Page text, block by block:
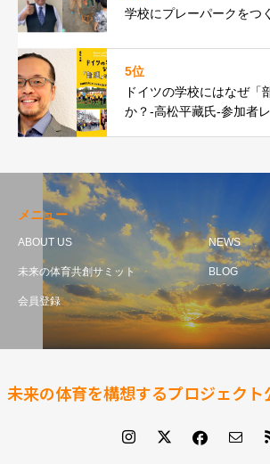
学校にプレーパークをつ
5位
ドイツの学校にはなぜ「
か？-高松平藏氏-参加者
メニュー
ABOUT US NEWS
未来の体育共創サミット BLOG
会員登録
未来の体育を構想するプロジェクト